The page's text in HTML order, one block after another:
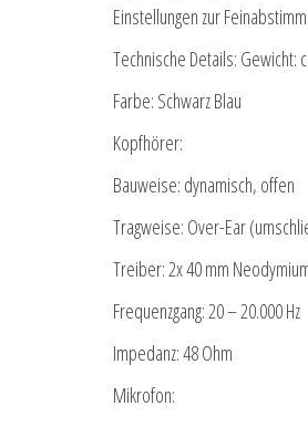
Einstellungen zur
Technische Details: Gewicht:
Farbe: Schwarz Blau
Kopfhörer:
Bauweise: dynamisch, offen
Tragweise: Over-Ear
Treiber: 2x 40 mm
Frequenzgang: 20 – 20.000 Hz
Impedanz: 48 Ohm
Mikrofon: